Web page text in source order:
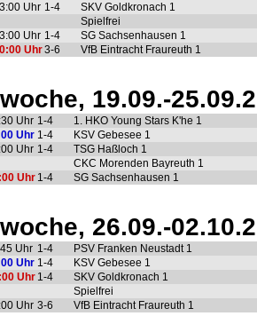
Uhr 1-4
SKV Goldkronach 1
Spielfrei
Uhr 1-4
SG Sachsenhausen 1
Uhr3-6 VfB Eintracht Fraureuth 1
19.09.-
Uhr 1-4
1. HKO Young Stars K'he 1
Uhr 1-4
KSV Gebesee 1
Uhr 1-4
TSG Haßloch 1
CKC Morenden Bayreuth 1
Uhr 1-4 SG Sachsenhausen 1
26.09.-
Uhr 1-4
PSV Franken Neustadt 1
Uhr 1-4
KSV Gebesee 1
Uhr 1-4
SKV Goldkronach 1
Spielfrei
Uhr 3-6 VfB Eintracht Fraureuth 1